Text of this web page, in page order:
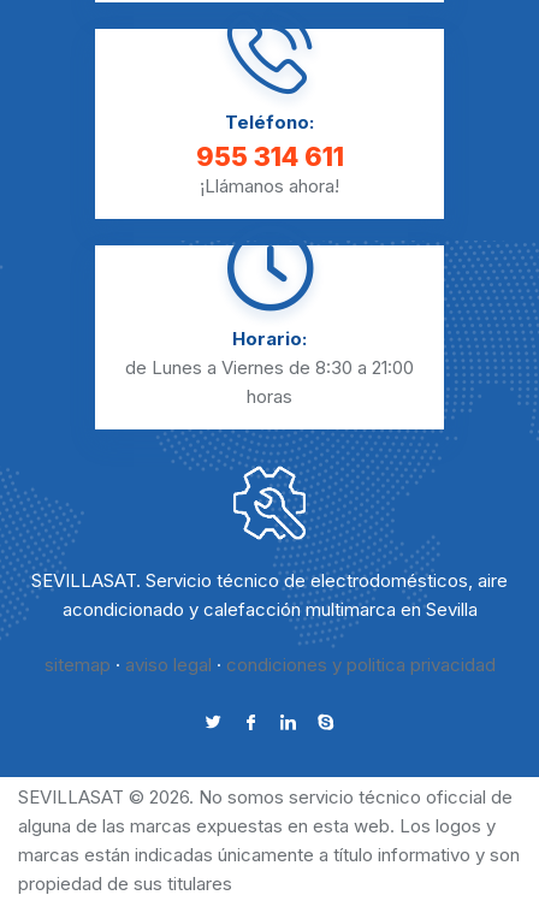
Teléfono:
955 314 611
¡Llámanos ahora!
Horario:
de Lunes a Viernes de 8:30 a 21:00
horas
SEVILLASAT. Servicio técnico de electrodomésticos, aire
acondicionado y calefacción multimarca en Sevilla
sitemap · aviso legal · condiciones y politica privacidad
SEVILLASAT © 2026. No somos servicio técnico oficcial de
alguna de las marcas expuestas en esta web. Los logos y
marcas están indicadas únicamente a título informativo y son
propiedad de sus titulares